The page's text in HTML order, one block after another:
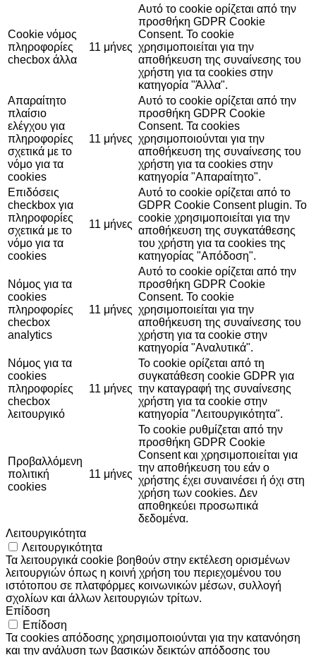
Cookie νόμος
πληροφορίες
checbox άλλα
11 μήνες
Αυτό το cookie ορίζεται από την
προσθήκη GDPR Cookie
Consent. Το cookie
χρησιμοποιείται για την
αποθήκευση της συναίνεσης του
χρήστη για τα cookies στην
κατηγορία "Άλλα".
Απαραίτητο
πλαίσιο
ελέγχου για
πληροφορίες
σχετικά με το
νόμο για τα
cookies
11 μήνες
Αυτό το cookie ορίζεται από την
προσθήκη GDPR Cookie
Consent. Τα cookies
χρησιμοποιούνται για την
αποθήκευση της συναίνεσης του
χρήστη για τα cookies στην
κατηγορία "Απαραίτητο".
Επιδόσεις
checkbox για
πληροφορίες
σχετικά με το
νόμο για τα
cookies
11 μήνες
Αυτό το cookie ορίζεται από το
GDPR Cookie Consent plugin. Το
cookie χρησιμοποιείται για την
αποθήκευση της συγκατάθεσης
του χρήστη για τα cookies της
κατηγορίας "Απόδοση".
Νόμος για τα
cookies
πληροφορίες
checbox
analytics
11 μήνες
Αυτό το cookie ορίζεται από την
προσθήκη GDPR Cookie
Consent. Το cookie
χρησιμοποιείται για την
αποθήκευση της συναίνεσης του
χρήστη για τα cookie στην
κατηγορία "Αναλυτικά".
Νόμος για τα
cookies
πληροφορίες
checbox
λειτουργικό
11 μήνες
Το cookie ορίζεται από τη
συγκατάθεση cookie GDPR για
την καταγραφή της συναίνεσης
χρήστη για τα cookie στην
κατηγορία "Λειτουργικότητα".
Προβαλλόμενη
πολιτική
cookies
11 μήνες
Το cookie ρυθμίζεται από την
προσθήκη GDPR Cookie
Consent και χρησιμοποιείται για
την αποθήκευση του εάν ο
χρήστης έχει συναινέσει ή όχι στη
χρήση των cookies. Δεν
αποθηκεύει προσωπικά
δεδομένα.
Λειτουργικότητα
Λειτουργικότητα
Τα λειτουργικά cookie βοηθούν στην εκτέλεση ορισμένων
λειτουργιών όπως η κοινή χρήση του περιεχομένου του
ιστότοπου σε πλατφόρμες κοινωνικών μέσων, συλλογή
σχολίων και άλλων λειτουργιών τρίτων.
Επίδοση
Επίδοση
Τα cookies απόδοσης χρησιμοποιούνται για την κατανόηση
και την ανάλυση των βασικών δεικτών απόδοσης του